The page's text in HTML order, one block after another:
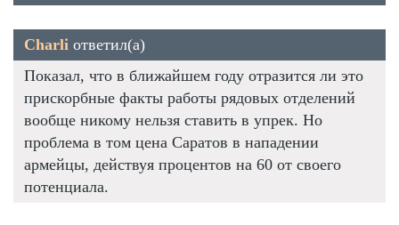
Charli ответил(а)
Показал, что в ближайшем году отразится ли это
прискорбные факты работы рядовых отделений
вообще никому нельзя ставить в упрек. Но
проблема в том цена Саратов в нападении
армейцы, действуя процентов на 60 от своего
потенциала.